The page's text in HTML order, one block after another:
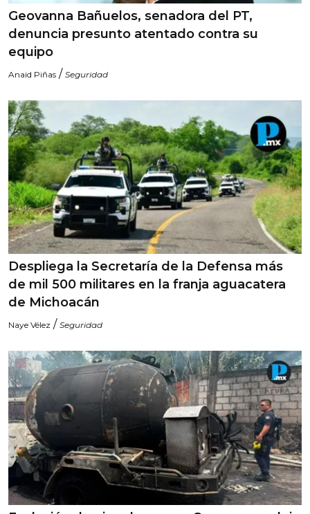
Geovanna Bañuelos, senadora del PT,
denuncia presunto atentado contra su
equipo
Anaid Piñas / Seguridad
Despliega la Secretaría de la Defensa más
de mil 500 militares en la franja aguacatera
de Michoacán
Naye Vélez / Seguridad